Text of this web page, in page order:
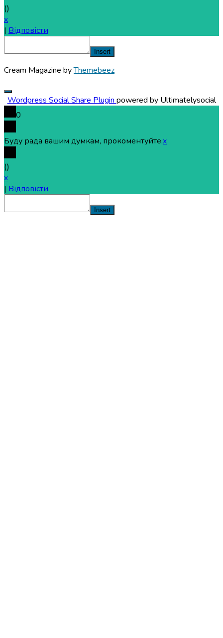
()
x
| Відповісти
Insert
Cream Magazine byThemebeez
Wordpress Social Share Plugin powered by Ultimatelysocial
0
Буду рада вашим думкам, прокоментуйте.x
()
x
| Відповісти
Insert